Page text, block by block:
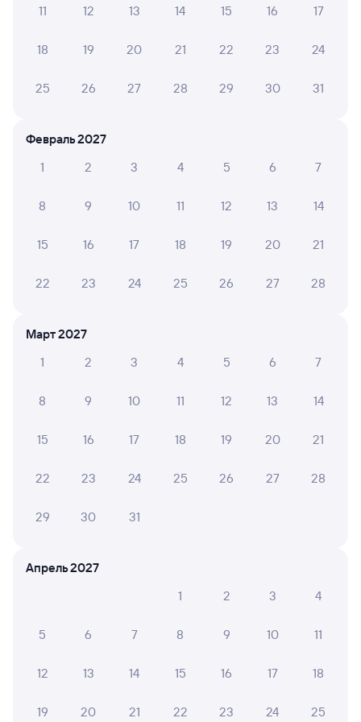
А ещё здесь можно найти
Обратные билеты из Приютово в Куберле
Отели
11 12 13 14 15 16 17
18 19 20 21 22 23 24
25 26 27 28 29 30 31
Февраль 2027
1
2 3 4 5 6 7
8 9 10 11 12 13 14
15 16 17 18 19 20 21
22 23 24 25 26 27 28
Март 2027
1
2 3 4 5 6 7
8 9 10 11 12 13 14
15 16 17 18 19 20 21
22 23 24 25 26 27 28
29 30 31
Апрель 2027
1
2 3 4
5 6 7 8 9 10 11
12 13 14 15 16 17 18
19 20 21 22 23 24 25